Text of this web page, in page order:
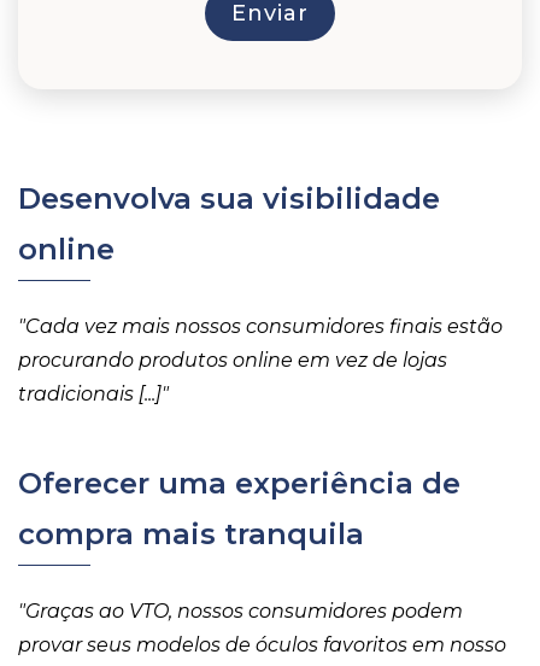
Desenvolva sua visibilidade
online
"Cada vez mais nossos consumidores finais estão
procurando produtos online em vez de lojas
tradicionais [...]"
Oferecer uma experiência de
compra mais tranquila
"Graças ao VTO, nossos consumidores podem
provar seus modelos de óculos favoritos em nosso